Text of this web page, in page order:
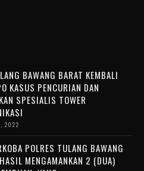
BAWANG BARAT KEMBALI
KASUS PENCURIAN DAN
SPESIALIS TOWER
2022
POLRES TULANG BAWANG
MENGAMANKAN 2 (DUA)